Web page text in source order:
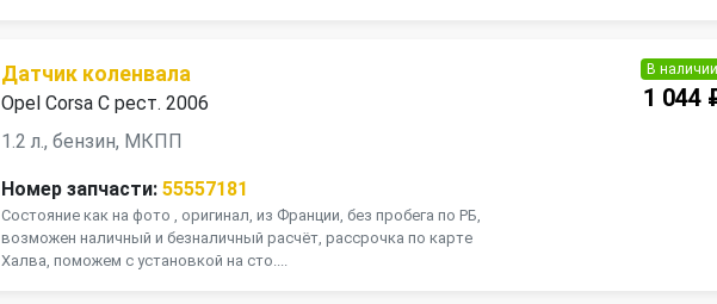
Датчик коленвала
Opel Corsa C рест. 2006
1.2 л., бензин, МКПП
Номер запчасти: 55557181
Состояние как на фото , оригинал, из Франции, без пробега по РБ,
возможен наличный и безналичный расчёт, рассрочка по карте
Халва, поможем с установкой на сто....
В наличии
1 044